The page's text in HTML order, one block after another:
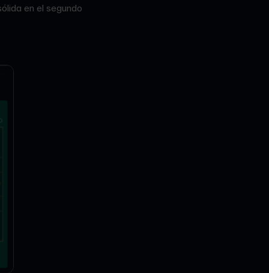
en el segundo